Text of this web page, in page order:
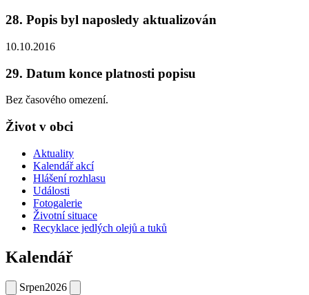
28. Popis byl naposledy aktualizován
10.10.2016
29. Datum konce platnosti popisu
Bez časového omezení.
Život v obci
Aktuality
Kalendář akcí
Hlášení rozhlasu
Události
Fotogalerie
Životní situace
Recyklace jedlých olejů a tuků
Kalendář
Srpen2026